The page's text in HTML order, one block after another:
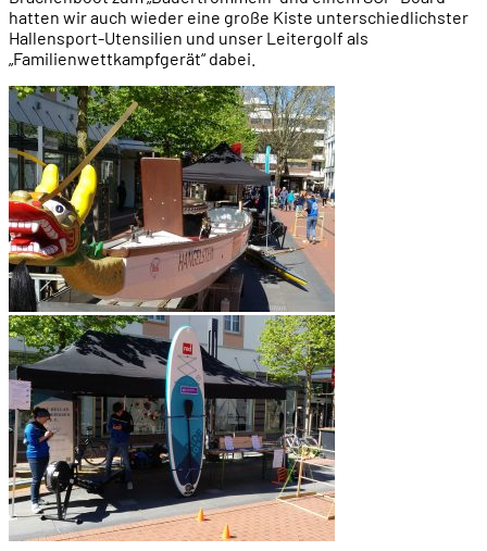
hatten wir auch wieder eine große Kiste unterschiedlichster
Hallensport-Utensilien und unser Leitergolf als
„Familienwettkampfgerät“ dabei.